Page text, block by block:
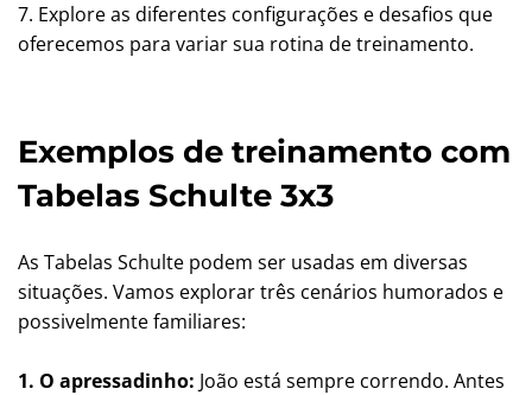
7. Explore as diferentes configurações e desafios que
oferecemos para variar sua rotina de treinamento.
Exemplos de treinamento com
Tabelas Schulte 3x3
As Tabelas Schulte podem ser usadas em diversas
situações. Vamos explorar três cenários humorados e
possivelmente familiares:
1. O apressadinho: João está sempre correndo. Antes